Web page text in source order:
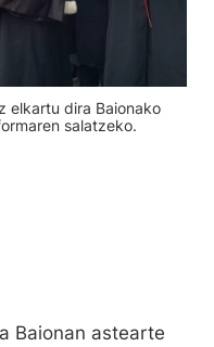
elkartu dira Baionako
salatzeko.
Baionan astearte